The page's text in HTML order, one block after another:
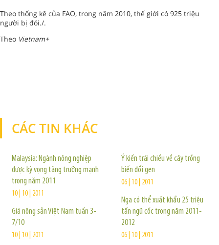
Theo thống kê của FAO, trong năm 2010, thế giới có 925 triệu
người bị đói./.
Theo Vietnam+
CÁC TIN KHÁC
Malaysia: Ngành nông nghiệp
được kỳ vọng tăng trưởng mạnh
trong năm 2011
10 | 10 | 2011
Giá nông sản Việt Nam tuần 3-
7/10
10 | 10 | 2011
Ý kiến trái chiều về cây trồng
biến đổi gen
06 | 10 | 2011
Nga có thể xuất khẩu 25 triệu
tấn ngũ cốc trong năm 2011-
2012
06 | 10 | 2011